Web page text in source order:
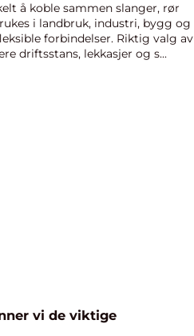
å koble sammen slanger, rør
i landbruk, industri, bygg og
forbindelser. Riktig valg av
driftsstans, lekkasjer og s...
vi de viktige